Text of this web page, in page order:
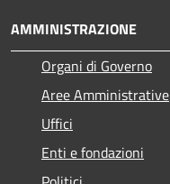
AMMINISTRAZIONE
Organi di Governo
Aree Amministrative
Uffici
Enti e fondazioni